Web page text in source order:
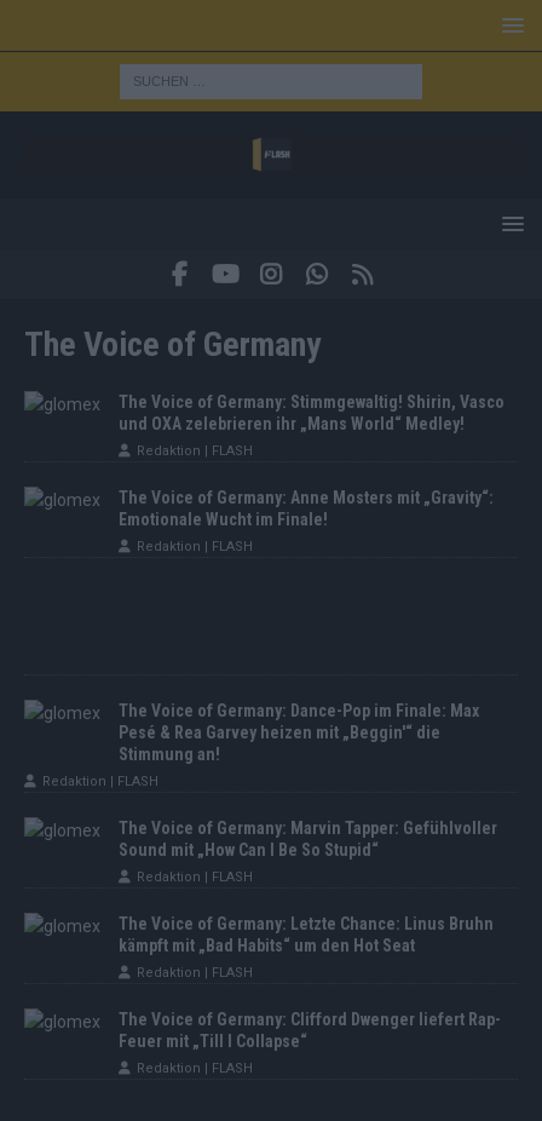
The Voice of Germany
The Voice of Germany: Stimmgewaltig! Shirin, Vasco
und OXA zelebrieren ihr „Mans World“ Medley!
Redaktion | FLASH
The Voice of Germany: Anne Mosters mit „Gravity“:
Emotionale Wucht im Finale!
Redaktion | FLASH
The Voice of Germany: Dance-Pop im Finale: Max
Pesé & Rea Garvey heizen mit „Beggin'“ die
Stimmung an!
Redaktion | FLASH
The Voice of Germany: Marvin Tapper: Gefühlvoller
Sound mit „How Can I Be So Stupid“
Redaktion | FLASH
The Voice of Germany: Letzte Chance: Linus Bruhn
kämpft mit „Bad Habits“ um den Hot Seat
Redaktion | FLASH
The Voice of Germany: Clifford Dwenger liefert Rap-
Feuer mit „Till I Collapse“
Redaktion | FLASH